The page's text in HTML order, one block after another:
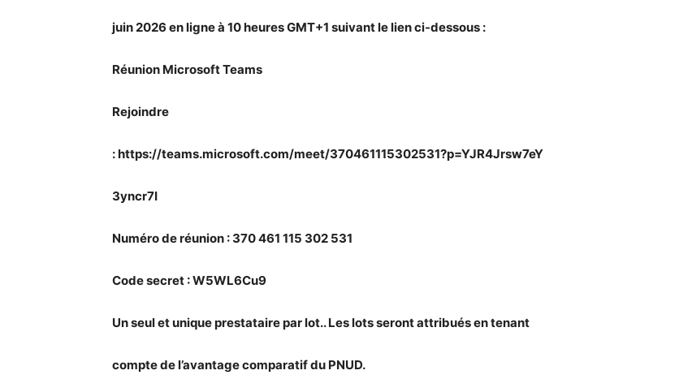
juin 2026 en ligneà 10 heures GMT+1 suivant le lien ci-dessous :
Réunion Microsoft Teams
Rejoindre
:https://teams.microsoft.com/meet/370461115302531?p=YJR4Jrsw7eY
3yncr7I
Numéro de réunion : 370 461 115 302 531
Code secret : W5WL6Cu9
Un seul et unique prestataire par lot.. Les lots seront attribués en tenant
compte de l’avantage comparatif du PNUD.